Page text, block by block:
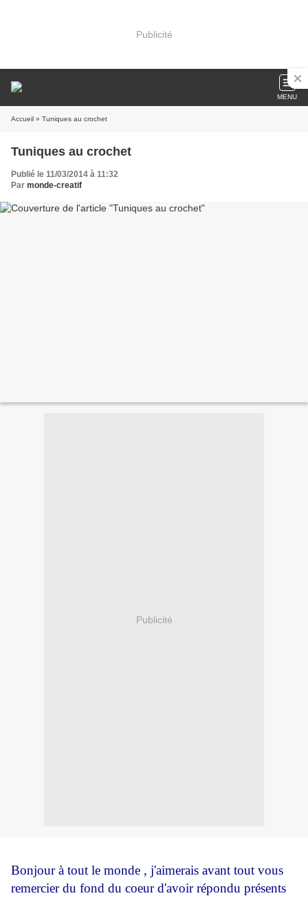
Publicité
MENU
Accueil » Tuniques au crochet
Tuniques au crochet
Publié le 11/03/2014 à 11:32
Par monde-creatif
Publicité
Bonjour à tout le monde , j'aimerais avant tout vous
remercier du fond du coeur d'avoir répondu présents